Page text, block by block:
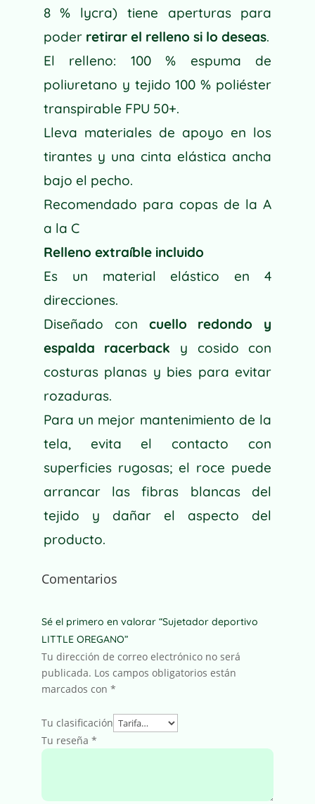
8 % lycra) tiene aperturas para
poder retirar el relleno si lo deseas.
El relleno: 100 % espuma de
poliuretano y tejido 100 % poliéster
transpirable FPU 50+.
Lleva materiales de apoyo en los
tirantes y una cinta elástica ancha
bajo el pecho.
Recomendado para copas de la A
a la C
Relleno extraíble incluido
Es un material elástico en 4
direcciones.
Diseñado con cuello redondo y
espalda racerback y cosido con
costuras planas y bies para evitar
rozaduras.
Para un mejor mantenimiento de la
tela, evita el contacto con
superficies rugosas; el roce puede
arrancar las fibras blancas del
tejido y dañar el aspecto del
producto.
Comentarios
Sé el primero en valorar “Sujetador deportivo
LITTLE OREGANO”
Tu dirección de correo electrónico no será
publicada. Los campos obligatorios están
marcados con *
Tu clasificación
Tu reseña *